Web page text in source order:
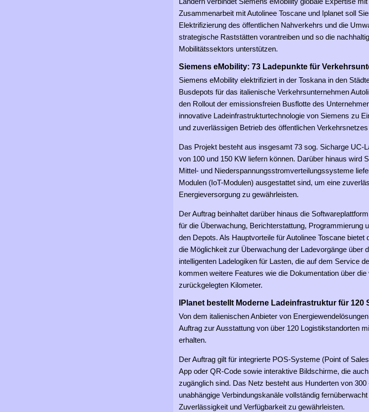
Zusammenarbeit mit Autolinee Toscane und Iplanet soll
Elektrifizierung des öffentlichen Nahverkehrs und die
strategische Raststätten vorantreiben und so die
Mobilitätssektors unterstützen.
Siemens eMobility: 73 Ladepunkte für
Siemens eMobility elektrifiziert in der Toskana in den
Busdepots für das italienische Verkehrsunternehmen
den Rollout der emissionsfreien Busflotte des
innovative Ladeinfrastrukturtechnologie von Siemens zu
und zuverlässigen Betrieb des öffentlichen
Das Projekt besteht aus insgesamt 73 sog. Sicharge UC-
von 100 und 150 KW liefern können. Darüber hinaus wird
Mittel- und Niederspannungsstromverteilungssysteme
Modulen (IoT-Modulen) ausgestattet sind, um eine
Energieversorgung zu gewährleisten.
Der Auftrag beinhaltet darüber hinaus die
für die Überwachung, Berichterstattung, Programmierung
den Depots. Als Hauptvorteile für Autolinee Toscane
die Möglichkeit zur Überwachung der Ladevorgänge über
intelligenten Ladelogiken für Lasten, die auf dem Service
kommen weitere Features wie die Dokumentation über
zurückgelegten Kilometer.
IPlanet bestellt Moderne Ladeinfrastruktur für 120
Von dem italienischen Anbieter von
Auftrag zur Ausstattung von über 120 Logistikstandorten
erhalten.
Der Auftrag gilt für integrierte POS-Systeme (Point of
App oder QR-Code sowie interaktive Bildschirme, die
zugänglich sind. Das Netz besteht aus Hunderten von
unabhängige Verbindungskanäle vollständig
Zuverlässigkeit und Verfügbarkeit zu gewährleisten.